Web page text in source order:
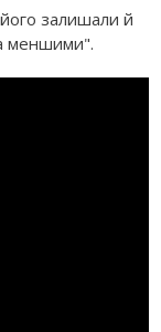
залишали й
меншими".